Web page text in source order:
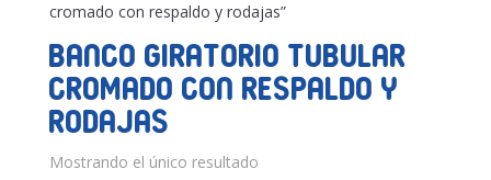
cromado con respaldo y rodajas”
banco giratorio tubular
cromado con respaldo y
rodajas
Mostrando el único resultado